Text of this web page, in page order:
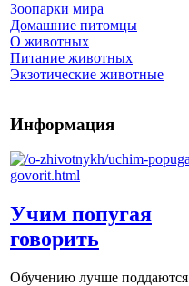
Зоопарки мира
Домашние питомцы
О животных
Питание животных
Экзотические животные
Информация
Учим попугая
говорить
Обучению лучше поддаются